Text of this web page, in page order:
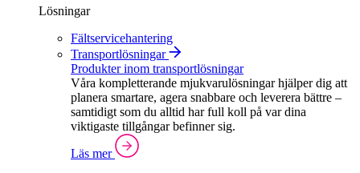
Lösningar
Fältservicehantering
Transportlösningar
Produkter inom transportlösningar
Våra kompletterande mjukvarulösningar hjälper dig att
planera smartare, agera snabbare och leverera bättre –
samtidigt som du alltid har full koll på var dina
viktigaste tillgångar befinner sig.
Läs mer